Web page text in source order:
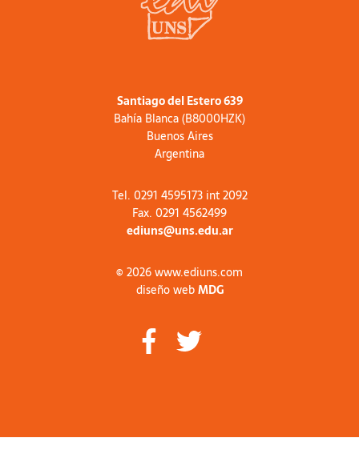
Santiago del Estero 639
Bahía Blanca (B8000HZK)
Buenos Aires
Argentina
Tel. 0291 4595173 int 2092
Fax. 0291 4562499
ediuns@uns.edu.ar
© 2026 www.ediuns.com
diseño webMDG